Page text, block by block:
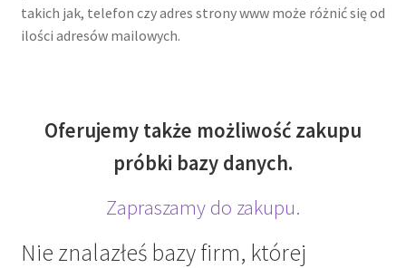
takich jak, telefon czy adres strony www może różnić się od
ilości adresów mailowych.
Oferujemy także możliwość zakupu
próbki bazy danych.
Zapraszamy do zakupu.
Nie znalazłeś bazy firm, której